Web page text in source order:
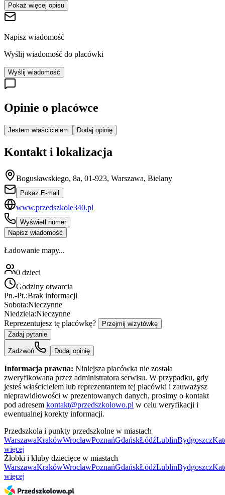
Pokaż więcej opisu
Napisz wiadomość
Wyślij wiadomość do placówki
Wyślij wiadomość
Opinie o placówce
Jestem właścicielem Dodaj opinię
Kontakt i lokalizacja
Bogusławskiego, 8a, 01-923, Warszawa, Bielany
Pokaż E-mail
www.przedszkole340.pl
Wyświetl numer
Napisz wiadomość
Ładowanie mapy...
0 dzieci
Godziny otwarcia
Pn.-Pt.:Brak informacji
Sobota:Nieczynne
Niedziela:Nieczynne
Reprezentujesz tę placówkę?
Przejmij wizytówkę
Zadaj pytanie
Zadzwoń Dodaj opinię
Informacja prawna: Niniejsza placówka nie została
zweryfikowana przez administratora serwisu. W przypadku, gdy
jesteś właścicielem lub reprezentantem tej placówki i zauważysz
nieprawidłowości w prezentowanych danych, prosimy o kontakt
pod adresem kontakt@przedszkolowo.pl w celu weryfikacji i
ewentualnej korekty informacji.
Przedszkola i punkty przedszkolne w miastach
WarszawaKrakówWrocławPoznańGdańskŁódźLublinBydgoszcz
więcej
Żłobki i kluby dziecięce w miastach
WarszawaKrakówWrocławPoznańGdańskŁódźLublinBydgoszcz
więcej